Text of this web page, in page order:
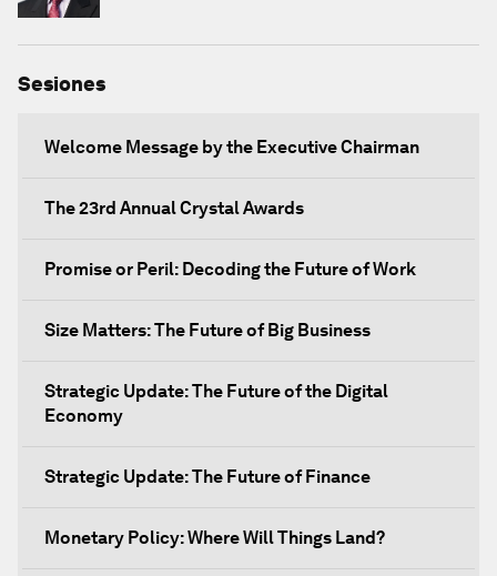
Sesiones
Welcome Message by the Executive Chairman
The 23rd Annual Crystal Awards
Promise or Peril: Decoding the Future of Work
Size Matters: The Future of Big Business
Strategic Update: The Future of the Digital
Economy
Strategic Update: The Future of Finance
Monetary Policy: Where Will Things Land?